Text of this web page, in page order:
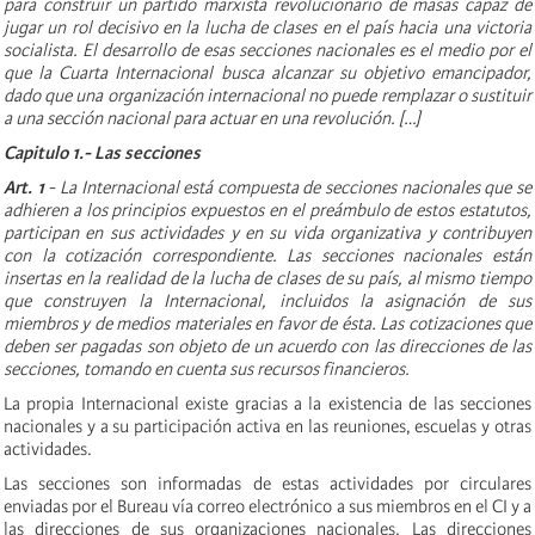
para construir un partido marxista revolucionario de masas capaz de
jugar un rol decisivo en la lucha de clases en el país hacia una victoria
socialista. El desarrollo de esas secciones nacionales es el medio por el
que la Cuarta Internacional busca alcanzar su objetivo emancipador,
dado que una organización internacional no puede remplazar o sustituir
a una sección nacional para actuar en una revolución. […]
Capitulo 1.- Las secciones
Art. 1- La Internacional está compuesta de secciones nacionales que se
adhieren a los principios expuestos en el preámbulo de estos estatutos,
participan en sus actividades y en su vida organizativa y contribuyen
con la cotización correspondiente. Las secciones nacionales están
insertas en la realidad de la lucha de clases de su país, al mismo tiempo
que construyen la Internacional, incluidos la asignación de sus
miembros y de medios materiales en favor de ésta. Las cotizaciones que
deben ser pagadas son objeto de un acuerdo con las direcciones de las
secciones, tomando en cuenta sus recursos financieros.
La propia Internacional existe gracias a la existencia de las secciones
nacionales y a su participación activa en las reuniones, escuelas y otras
actividades.
Las secciones son informadas de estas actividades por circulares
enviadas por el Bureau vía correo electrónico a sus miembros en el CI y a
las direcciones de sus organizaciones nacionales. Las direcciones